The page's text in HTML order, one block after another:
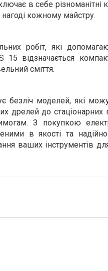
в себе різноманітні
нагоді кожному майстру.
робіт, які
15 відзначається
сміття.
безліч моделей, які
дрелей до
З покупкою
в якості та
ваших інструментів